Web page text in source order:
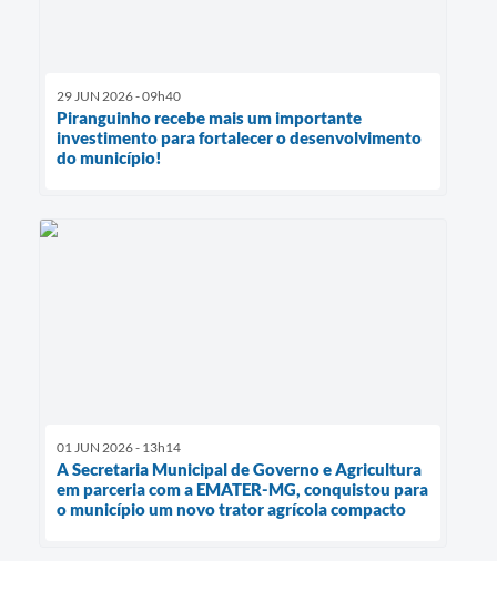
29 JUN 2026 - 09h40
Piranguinho recebe mais um importante
investimento para fortalecer o desenvolvimento
do município!
01 JUN 2026 - 13h14
A Secretaria Municipal de Governo e Agricultura
em parceria com a EMATER-MG, conquistou para
o município um novo trator agrícola compacto